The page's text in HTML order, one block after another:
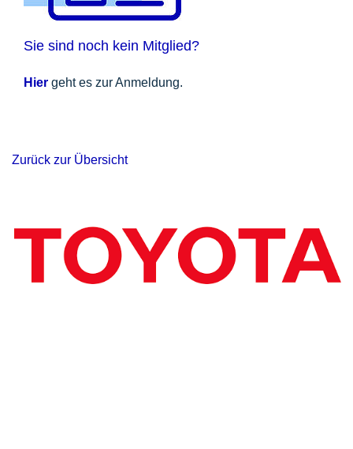
Sie sind noch kein Mitglied?
Hier geht es zur Anmeldung.
Zurück zur Übersicht